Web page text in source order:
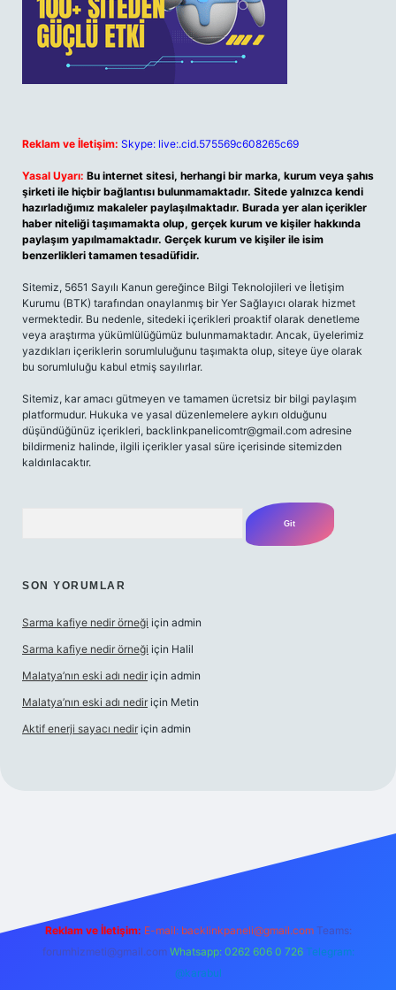
Reklam ve İletişim: Skype: live:.cid.575569c608265c69
Yasal Uyarı: Bu internet sitesi, herhangi bir marka, kurum veya şahıs
şirketi ile hiçbir bağlantısı bulunmamaktadır. Sitede yalnızca kendi
hazırladığımız makaleler paylaşılmaktadır. Burada yer alan içerikler
haber niteliği taşımamakta olup, gerçek kurum ve kişiler hakkında
paylaşım yapılmamaktadır. Gerçek kurum ve kişiler ile isim
benzerlikleri tamamen tesadüfidir.
Sitemiz, 5651 Sayılı Kanun gereğince Bilgi Teknolojileri ve İletişim
Kurumu (BTK) tarafından onaylanmış bir Yer Sağlayıcı olarak hizmet
vermektedir. Bu nedenle, sitedeki içerikleri proaktif olarak denetleme
veya araştırma yükümlülüğümüz bulunmamaktadır. Ancak, üyelerimiz
yazdıkları içeriklerin sorumluluğunu taşımakta olup, siteye üye olarak
bu sorumluluğu kabul etmiş sayılırlar.
Sitemiz, kar amacı gütmeyen ve tamamen ücretsiz bir bilgi paylaşım
platformudur. Hukuka ve yasal düzenlemelere aykırı olduğunu
düşündüğünüz içerikleri, backlinkpanelicomtr@gmail.com adresine
bildirmeniz halinde, ilgili içerikler yasal süre içerisinde sitemizden
kaldırılacaktır.
SON YORUMLAR
Sarma kafiye nedir örneği için admin
Sarma kafiye nedir örneği için Halil
Malatya’nın eski adı nedir için admin
Malatya’nın eski adı nedir için Metin
Aktif enerji sayacı nedir için admin
Reklam ve İletişim: E-mail: backlinkpaneli@gmail.com Teams:
forumhizmeti@gmail.com Whatsapp: 0262 606 0 726 Telegram:
@karabul